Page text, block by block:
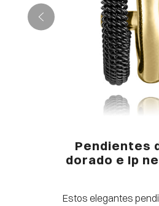
Pendientes
dorado e Ip
Estos elegantes